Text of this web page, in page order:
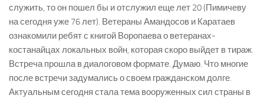
служить, то он пошел бы и отслужил еще лет 20 (Пимичеву
на сегодня уже 76 лет). Ветераны Амандосов и Каратаев
ознакомили ребят с книгой Воропаева о ветеранах-
костанайцах локальных войн, которая скоро выйдет в тираж.
Встреча прошла в диалоговом формате. Думаю. Что многие
после встречи задумались о своем гражданском долге.
Актуальным сегодня стала тема вооруженных сил страны в